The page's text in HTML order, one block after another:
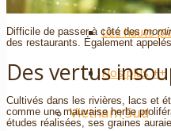
Les hauts
Nos plus ++
Vietnam Sud
Difficile de passer à côté des
des restaurants. Également
Des vertus
Cultivés dans les rivières, lacs et
comme une mauvaise herbe
études réalisées, ses graines